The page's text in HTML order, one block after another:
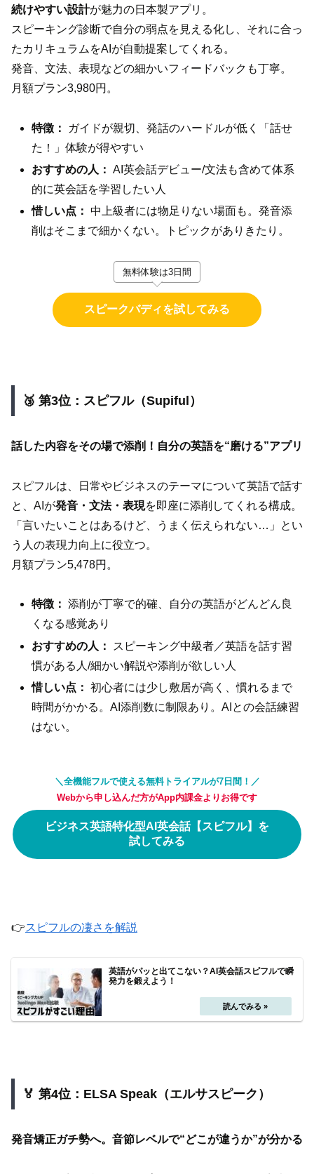
続けやすい設計が魅力の日本製アプリ。
スピーキング診断で自分の弱点を見える化し、それに合っ
たカリキュラムをAIが自動提案してくれる。
発音、文法、表現などの細かいフィードバックも丁寧。
月額プラン3,980円。
特徴：
ガイドが親切、発話のハードルが低く「話せ
た！」体験が得やすい
おすすめの人： AI英会話デビュー/文法も含めて体系
的に英会話を学習したい人
惜しい点： 中上級者には物足りない場面も。発音添
削はそこまで細かくない。トピックがありきたり。
無料体験は3日間
スピークバディを試してみる
🥉 第3位：スピフル（Supiful）
話した内容をその場で添削！自分の英語を“磨ける”アプリ
スピフルは、日常やビジネスのテーマについて英語で話す
と、AIが発音・文法・表現を即座に添削してくれる構成。
「言いたいことはあるけど、うまく伝えられない…」とい
う人の表現力向上に役立つ。
月額プラン5,478円。
特徴： 添削が丁寧で的確、自分の英語がどんどん良
くなる感覚あり
おすすめの人：
スピーキング中級者／英語を話す習
慣がある人/細かい解説や添削が欲しい人
惜しい点： 初心者には少し敷居が高く、慣れるまで
時間がかかる。AI添削数に制限あり。AIとの会話練習
はない。
＼全機能フルで使える無料トライアルが7日間！／
Webから申し込んだ方がApp内課金よりお得です
ビジネス英語特化型AI英会話【スピフル】を
試してみる
👉スピフルの凄さを解説
英語がパッと出てこない？AI英会話スピフルで瞬
発力を鍛えよう！
🏅 第4位：ELSA Speak（エルサスピーク）
発音矯正ガチ勢へ。音節レベルで“どこが違うか”が分かる